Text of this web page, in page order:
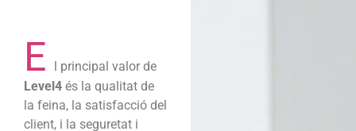
E
l principal valor de
Level4 és la qualitat de
la feina, la satisfacció del
client, i la seguretat i